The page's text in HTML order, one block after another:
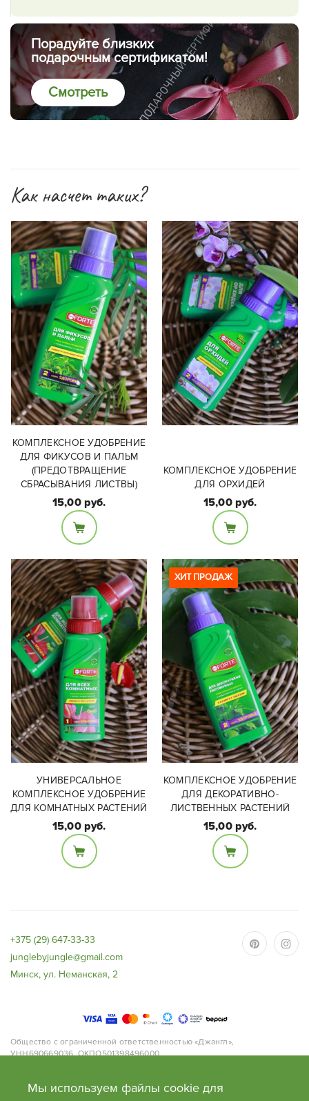
Порадуйте близких
подарочным сертификатом!
Смотреть
Как насчет таких?
Фасовка:
285 мл
КОМПЛЕКСНОЕ УДОБРЕНИЕ
ДЛЯ ФИКУСОВ И ПАЛЬМ
(ПРЕДОТВРАЩЕНИЕ
СБРАСЫВАНИЯ ЛИСТВЫ)
15,00 руб.
Фасовка:
285 мл
КОМПЛЕКСНОЕ УДОБРЕНИЕ
ДЛЯ ОРХИДЕЙ
15,00 руб.
Фасовка:
285 мл
УНИВЕРСАЛЬНОЕ
КОМПЛЕКСНОЕ УДОБРЕНИЕ
ДЛЯ КОМНАТНЫХ РАСТЕНИЙ
15,00 руб.
ХИТ ПРОДАЖ
Фасовка:
285 мл
КОМПЛЕКСНОЕ УДОБРЕНИЕ
ДЛЯ ДЕКОРАТИВНО-
ЛИСТВЕННЫХ РАСТЕНИЙ
15,00 руб.
+375 (29) 647-33-33
junglebyjungle@gmail.com
Минск, ул. Неманская, 2
Общество с ограниченной ответственностью «Джангл»,
УНН690669036, ОКПО501398496000
Победителей, 125
Мы используем файлы cookie для